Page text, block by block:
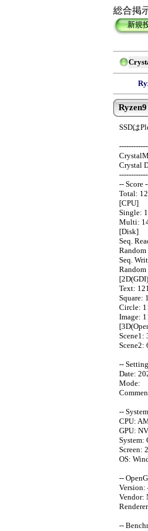
総合掲
新規
SSDは
Crystal
-- Score
Total:
[CPU]
Single:
Multi:
[Disk]
Seq.
Random
Seq.
Text:
Square:
Circle:
Image:
Scene1:
Scene2:
--
Date:
Mode:
--
CPU:
GPU:
System:
Screen:
OS:
--
Version:
Vendor:
--